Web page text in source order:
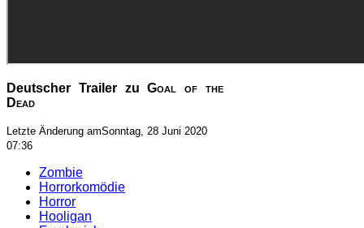
Deutscher Trailer zuGoal of the
Dead
Letzte Änderung amSonntag, 28 Juni 2020
07:36
Zombie
Horrorkomödie
Horror
Hooligan